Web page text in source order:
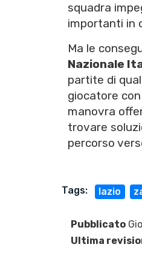
squadra
importanti in
Ma le
Nazionale
partite di
giocatore
manovra
trovare
percorso
Tags: lazio
Pubblicato
Ultima